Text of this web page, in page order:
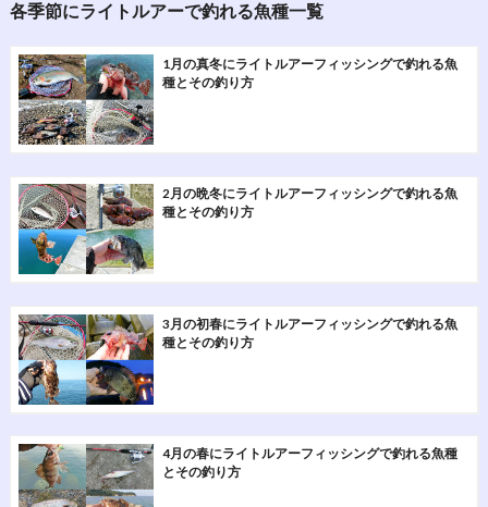
各季節にライトルアーで釣れる魚種一覧
1月の真冬にライトルアーフィッシングで釣れる魚
種とその釣り方
2月の晩冬にライトルアーフィッシングで釣れる魚
種とその釣り方
3月の初春にライトルアーフィッシングで釣れる魚
種とその釣り方
4月の春にライトルアーフィッシングで釣れる魚種
とその釣り方